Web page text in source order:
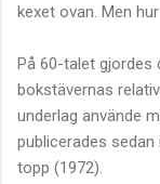
kexet ovan. Men
På 60-talet gjordes
bokstävernas
underlag använde
publicerades
topp (1972).